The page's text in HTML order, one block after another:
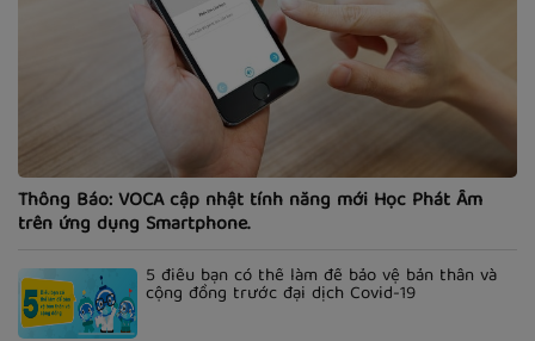
Thông Báo: VOCA cập nhật tính năng mới Học Phát Âm
trên ứng dụng Smartphone.
5 điều bạn có thể làm để bảo vệ bản thân và
cộng đồng trước đại dịch Covid-19